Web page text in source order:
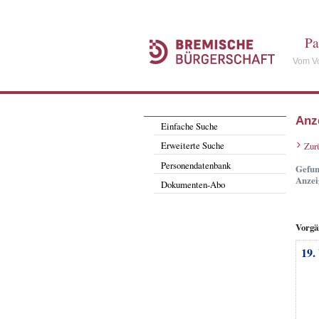
Vom
Einfache Suche
Erweiterte Suche
Personendatenbank
Dokumenten-Abo